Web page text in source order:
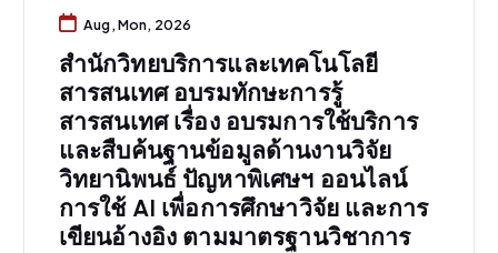
Aug, Mon, 2026
สำนักวิทยบริการและเทคโนโลยี
สารสนเทศ อบรมทักษะการรู้
สารสนเทศ เรื่อง อบรมการใช้บริการ
และสืบค้นฐานข้อมูลด้านงานวิจัย
วิทยานิพนธ์ ปัญหาพิเศษฯ ออนไลน์
การใช้ AI เพื่อการศึกษาวิจัย และการ
เขียนอ้างอิง ตามมาตรฐานวิชาการ